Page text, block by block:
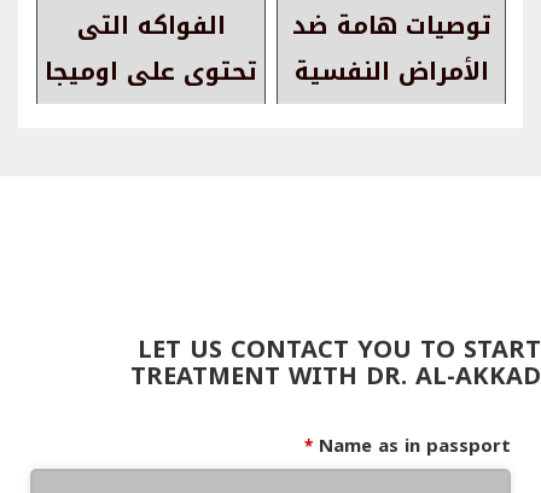
توصيات هامة ضد
الأمراض النفسية
في جائحة كرونا
الفواكه التى
تحتوى على اوميجا
3
LET US CONTACT YOU TO START
TREATMENT WITH DR. AL-AKKAD
Name as in passport
*